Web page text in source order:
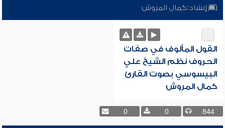
إنشاد:كمال المروش
القول المألوف في صفات
الحروف نظم الشيخ علي
البيسوسي بصوت القارئ
كمال المروش
844
0
0